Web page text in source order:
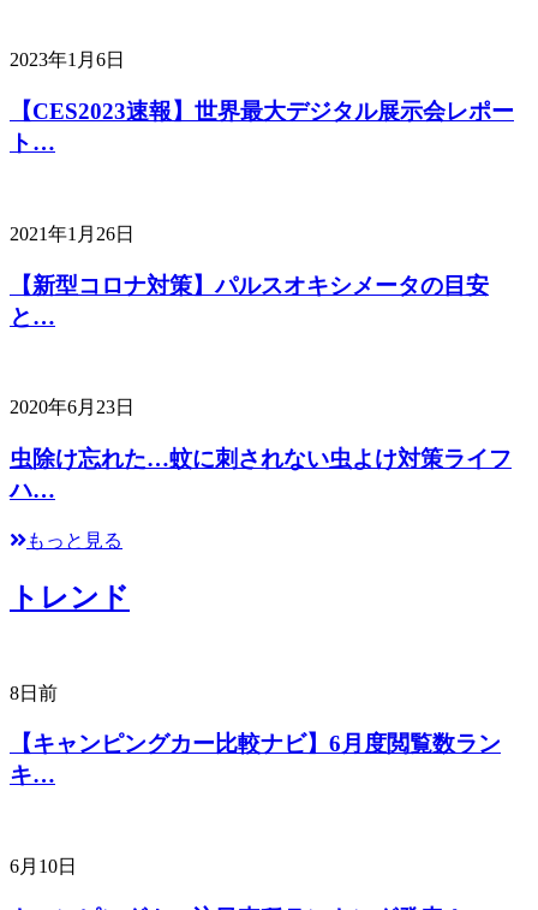
2023年1月6日
【CES2023速報】世界最大デジタル展示会レポー
ト…
2021年1月26日
【新型コロナ対策】パルスオキシメータの目安
と…
2020年6月23日
虫除け忘れた…蚊に刺されない虫よけ対策ライフ
ハ…
もっと見る
トレンド
8日前
【キャンピングカー比較ナビ】6月度閲覧数ラン
キ…
6月10日